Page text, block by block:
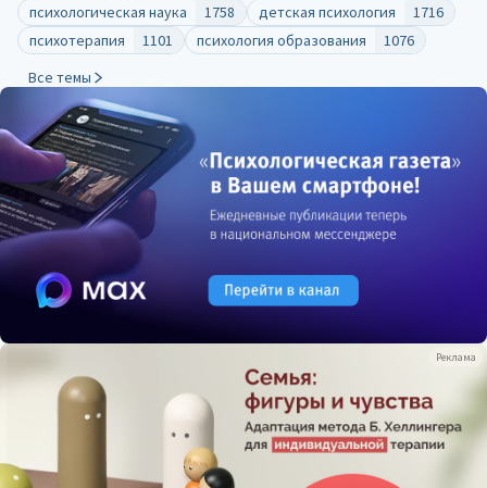
Реклама
психологическая наука
1758 детская психология
1716
психотерапия
1101 психология образования
1076
Все темы